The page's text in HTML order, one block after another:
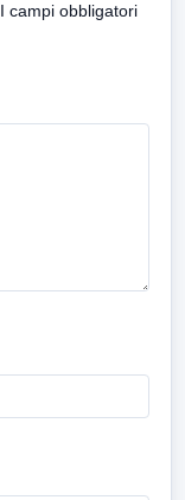
I campi obbligatori